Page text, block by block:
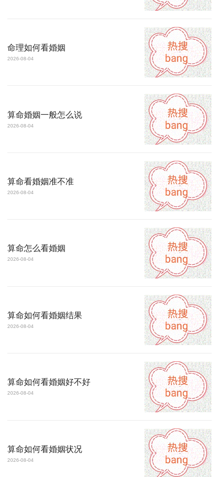
命理如何看婚姻
2026-08-04
算命婚姻一般怎么说
2026-08-04
算命看婚姻准不准
2026-08-04
算命怎么看婚姻
2026-08-04
算命如何看婚姻结果
2026-08-04
算命如何看婚姻好不好
2026-08-04
算命如何看婚姻状况
2026-08-04